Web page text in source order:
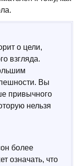
о цели,
взгляда.
Вы
привычного
нельзя
более
означать, что